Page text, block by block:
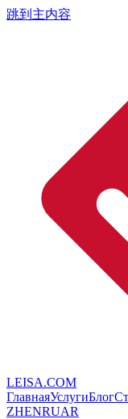
跳到主内容
LEISA.COM
ГлавнаяУслугиБлог
ZHENRUAR